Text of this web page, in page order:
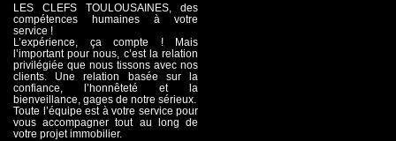
LES CLEFS TOULOUSAINES, des
compétences humaines à votre
service !
L’expérience, ça compte ! Mais
l’important pour nous, c’est la relation
privilégiée que nous tissons avec nos
clients. Une relation basée sur la
confiance, l’honnêteté et la
bienveillance, gages de notre sérieux.
Toute l’équipe est à votre service pour
vous accompagner tout au long de
votre projet immobilier.